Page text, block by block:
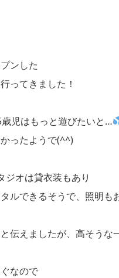
ンした
ってきました！
児はもっと遊びたいと…
ったようで(^^)
ジオは貸衣装もあり
ルできるそうで、照明も
伝えましたが、高そうな
なので